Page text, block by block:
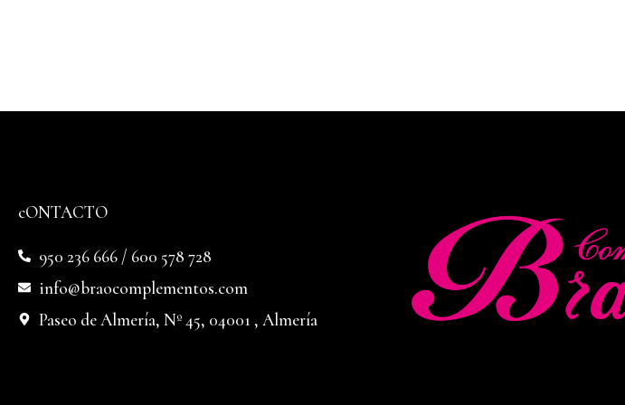
cONTACTO
950 236 666 / 600 578 728
info@braocomplementos.com
Paseo de Almería, Nº 45, 04001 , Almería